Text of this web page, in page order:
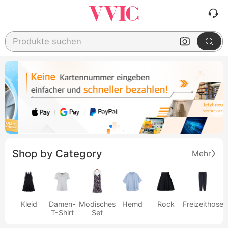
Produkte suchen
Shop by Category Mehr
Kleid
Damen-
T-Shirt
Modisches
Set
Hemd Rock Freizeithose